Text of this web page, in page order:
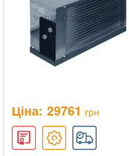
Ціна: 29761 грн